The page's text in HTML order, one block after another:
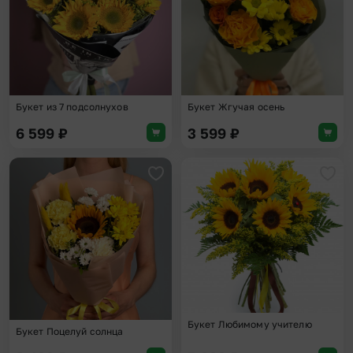
Букет из 7 подсолнухов
6 599 ₽
Букет Жгучая осень
3 599 ₽
Добавить в избранное
Букет Поцелуй солнца
Букет Любимому учителю